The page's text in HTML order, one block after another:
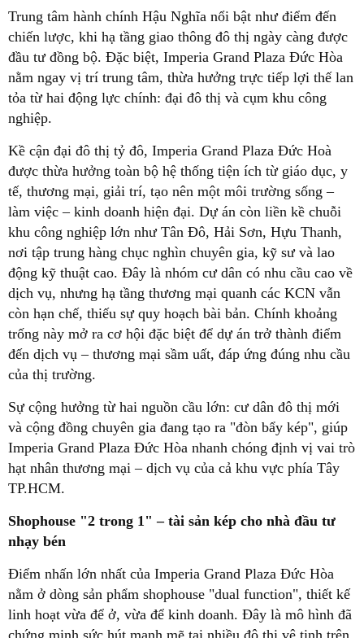
Trung tâm hành chính Hậu Nghĩa nổi bật như điểm đến
chiến lược, khi hạ tầng giao thông đô thị ngày càng được
đầu tư đồng bộ. Đặc biệt, Imperia Grand Plaza Đức Hòa
nằm ngay vị trí trung tâm, thừa hưởng trực tiếp lợi thế lan
tỏa từ hai động lực chính: đại đô thị và cụm khu công
nghiệp.
Kề cận đại đô thị tỷ đô, Imperia Grand Plaza Đức Hoà
được thừa hưởng toàn bộ hệ thống tiện ích từ giáo dục, y
tế, thương mại, giải trí, tạo nên một môi trường sống –
làm việc – kinh doanh hiện đại. Dự án còn liền kề chuỗi
khu công nghiệp lớn như Tân Đô, Hải Sơn, Hựu Thanh,
nơi tập trung hàng chục nghìn chuyên gia, kỹ sư và lao
động kỹ thuật cao. Đây là nhóm cư dân có nhu cầu cao về
dịch vụ, nhưng hạ tầng thương mại quanh các KCN vẫn
còn hạn chế, thiếu sự quy hoạch bài bản. Chính khoảng
trống này mở ra cơ hội đặc biệt để dự án trở thành điểm
đến dịch vụ – thương mại sầm uất, đáp ứng đúng nhu cầu
của thị trường.
Sự cộng hưởng từ hai nguồn cầu lớn: cư dân đô thị mới
và cộng đồng chuyên gia đang tạo ra "đòn bẩy kép", giúp
Imperia Grand Plaza Đức Hòa nhanh chóng định vị vai trò
hạt nhân thương mại – dịch vụ của cả khu vực phía Tây
TP.HCM.
Shophouse "2 trong 1" – tài sản kép cho nhà đầu tư
nhạy bén
Điểm nhấn lớn nhất của Imperia Grand Plaza Đức Hòa
nằm ở dòng sản phẩm shophouse "dual function", thiết kế
linh hoạt vừa để ở, vừa để kinh doanh. Đây là mô hình đã
chứng minh sức hút mạnh mẽ tại nhiều đô thị vệ tinh trên